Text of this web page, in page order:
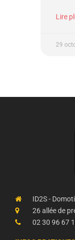
Lire
29
ID2S -
26 allée de
02 30 96 67